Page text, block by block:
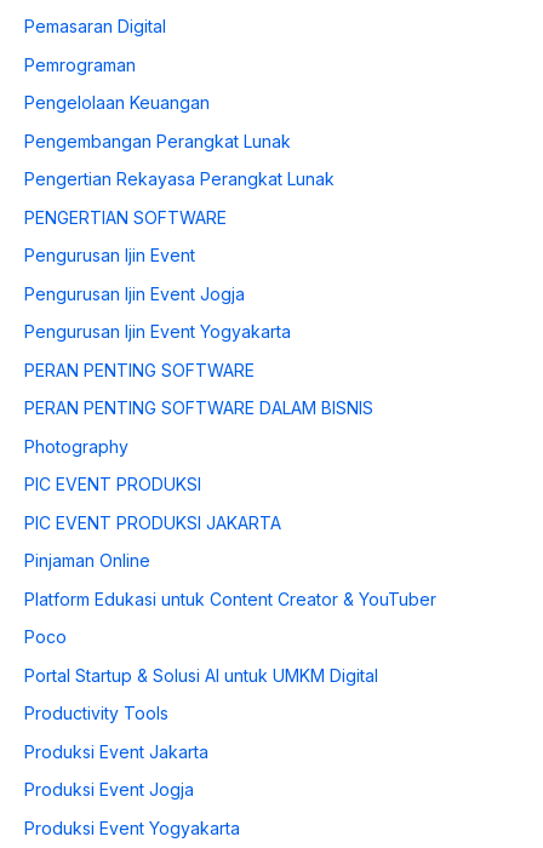
Pemasaran Digital
Pemrograman
Pengelolaan Keuangan
Pengembangan Perangkat Lunak
Pengertian Rekayasa Perangkat Lunak
PENGERTIAN SOFTWARE
Pengurusan Ijin Event
Pengurusan Ijin Event Jogja
Pengurusan Ijin Event Yogyakarta
PERAN PENTING SOFTWARE
PERAN PENTING SOFTWARE DALAM BISNIS
Photography
PIC EVENT PRODUKSI
PIC EVENT PRODUKSI JAKARTA
Pinjaman Online
Platform Edukasi untuk Content Creator & YouTuber
Poco
Portal Startup & Solusi AI untuk UMKM Digital
Productivity Tools
Produksi Event Jakarta
Produksi Event Jogja
Produksi Event Yogyakarta